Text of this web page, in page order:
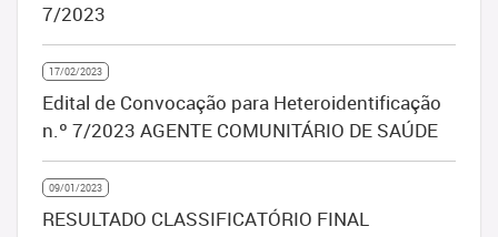
7/2023
17/02/2023
Edital de Convocação para Heteroidentificação
n.º 7/2023 AGENTE COMUNITÁRIO DE SAÚDE
09/01/2023
RESULTADO CLASSIFICATÓRIO FINAL